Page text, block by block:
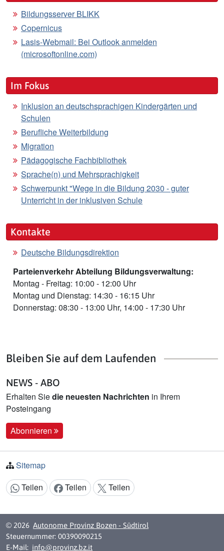
Bildungsserver BLIKK
Copernicus
Lasis-Webmail: Bei Outlook anmelden
(microsoftonline.com)
Im Fokus
Inklusion an deutschsprachigen Kindergärten und
Schulen
Berufliche Weiterbildung
Migration
Pädagogische Fachbibliothek
Sprache(n) und Mehrsprachigkeit
Schwerpunkt "Wege in die Bildung 2030 - guter
Unterricht in der inklusiven Schule
Kontakte
Deutsche Bildungsdirektion
Parteienverkehr Abteilung Bildungsverwaltung:
Montag - Freitag: 10:00 - 12:00 Uhr
Montag und Dienstag: 14:30 - 16:15 Uhr
Donnerstag: 08:30 - 13:00 Uhr, 14:00 - 17:30 Uhr
Bleiben Sie auf dem Laufenden
NEWS - ABO
Erhalten Siedie neuesten Nachrichten in Ihrem
Posteingang
Abonnieren
Sitemap
Inhalt teilen:
Teilen Teilen Teilen
© 2026 Autonome Provinz Bozen - Südtirol
Steuernummer: 00390090215
E-Mail: info@provinz.bz.it